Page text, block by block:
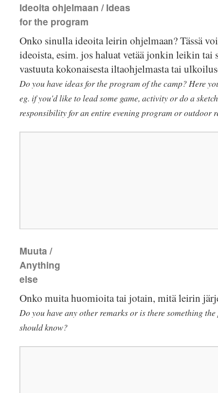
Ideoita ohjelmaan / Ideas
for the program
Onko sinulla ideoita leirin ohjelmaan? Tässä
ideoista, esim. jos haluat vetää jonkin leikin tai
vastuuta kokonaisesta iltaohjelmasta tai
Do you have ideas for the program of the camp? Here
eg. if you'd like to lead some game, activity or do a
responsibility for an entire evening program or outdoor
Muuta /
Anything
else
Onko muita huomioita tai jotain, mitä leirin
Do you have any other remarks or is there something
should know?